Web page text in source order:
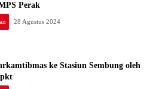
Perak
28 Agustus 2024
ke Stasiun Sembung oleh